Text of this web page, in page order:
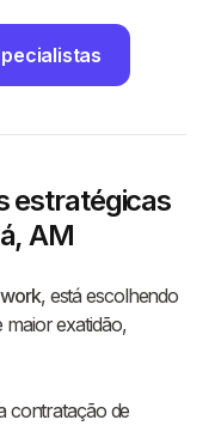
estratégicas
AM
, está escolhendo
exatidão,
contratação de